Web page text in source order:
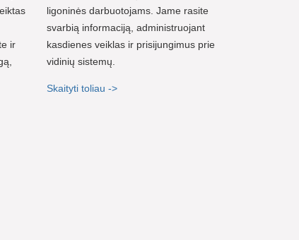
ir
ligoninės darbuotojams. Jame rasite
svarbią informaciją, administruojant
kasdienes veiklas ir prisijungimus prie
vidinių sistemų.
Skaityti toliau ->